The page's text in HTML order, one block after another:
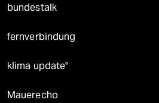
bundestalk
fernverbindung
klima update°
Mauerecho